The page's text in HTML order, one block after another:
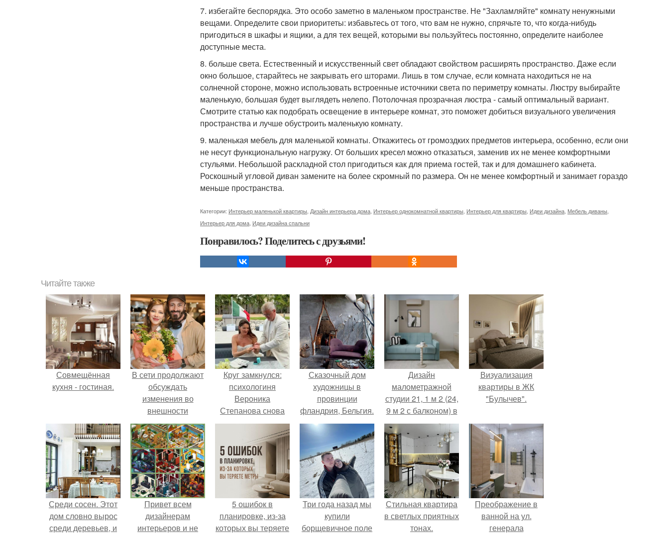
7. избегайте беспорядка. Это особо заметно в маленьком пространстве. Не "Захламляйте" комнату ненужными
вещами. Определите свои приоритеты: избавьтесь от того, что вам не нужно, спрячьте то, что когда-нибудь
пригодиться в шкафы и ящики, а для тех вещей, которыми вы пользуйтесь постоянно, определите наиболее
доступные места.
8. больше света. Естественный и искусственный свет обладают свойством расширять пространство. Даже если
окно большое, старайтесь не закрывать его шторами. Лишь в том случае, если комната находиться не на
солнечной стороне, можно использовать встроенные источники света по периметру комнаты. Люстру выбирайте
маленькую, большая будет выглядеть нелепо. Потолочная прозрачная люстра - самый оптимальный вариант.
Смотрите статью как подобрать освещение в интерьере комнат, это поможет добиться визуального увеличения
пространства и лучше обустроить маленькую комнату.
9. маленькая мебель для маленькой комнаты. Откажитесь от громоздких предметов интерьера, особенно, если они
не несут функциональную нагрузку. От больших кресел можно отказаться, заменив их не менее комфортными
стульями. Небольшой раскладной стол пригодиться как для приема гостей, так и для домашнего кабинета.
Роскошный угловой диван замените на более скромный по размера. Он не менее комфортный и занимает гораздо
меньше пространства.
Категории: Интерьер маленькой квартиры Дизайн интерьера дома Интерьер однокомнатной квартиры Интерьер для квартиры Идеи дизайна Мебель диваны
Интерьер для дома Идеи дизайна спальни
Понравилось? Поделитесь с друзьями!
Читайте также
Совмещённая
кухня - гостиная.
В сети продолжают
обсуждать
изменения во
внешности
актрисы.
Круг замкнулся:
психологиня
Вероника
Степанова снова
вышла замуж за
собственного
бывшего мужа.
Сказочный дом
художницы в
провинции
фландрия, Бельгия.
Дизайн
малометражной
студии 21, 1 м 2 (24,
9 м 2 с балконом) в
Краснодаре.
Визуализация
квартиры в ЖК
"Булычев".
Среди сосен. Этот
дом словно вырос
среди деревьев, и
Привет всем
дизайнерам
интерьеров и не
5 ошибок в
планировке, из-за
которых вы теряете
Три года назад мы
купили
борщевичное поле
Стильная квартира
в светлых приятных
тонах.
Преображение в
ванной на ул.
генерала